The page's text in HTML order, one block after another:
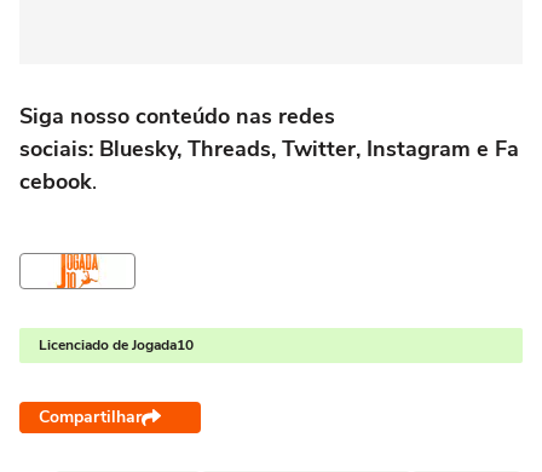
Siga nosso conteúdo nas redes
sociais: Bluesky, Threads, Twitter, Instagram e Fa
cebook.
Licenciado de Jogada10
Compartilhar